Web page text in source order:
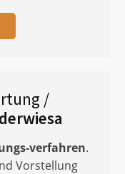
/
verfahren.
Vorstellung